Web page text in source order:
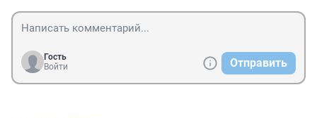
лишь воспоминания рожденных в СССР!
Гость
Войти
Отправить